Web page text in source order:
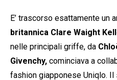
E’ trascorso esattamente un
britannica Clare Waight
nelle principali griffe, da
Givenchy, cominciava a
fashion giapponese Uniqlo.